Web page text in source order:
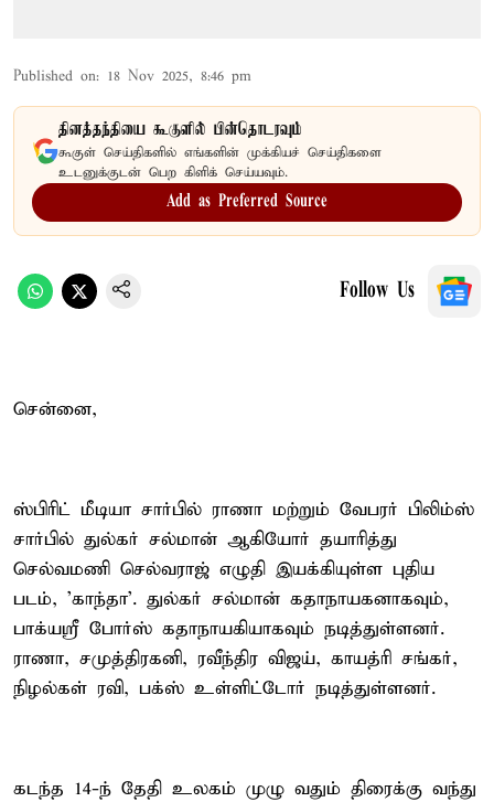
Published on: 18 Nov 2025, 8:46 pm
தினத்தந்தியை கூகுளில் பின்தொடரவும்
கூகுள் செய்திகளில் எங்களின் முக்கியச் செய்திகளை
உடனுக்குடன் பெற கிளிக் செய்யவும்.
Add as Preferred Source
Follow Us
சென்னை,
ஸ்பிரிட் மீடியா சார்பில் ராணா மற்றும் வேபரர் பிலிம்ஸ்
சார்பில் துல்கர் சல்மான் ஆகியோர் தயாரித்து
செல்வமணி செல்வராஜ் எழுதி இயக்கியுள்ள புதிய
படம், 'காந்தா'. துல்கர் சல்மான் கதாநாயகனாகவும்,
பாக்யஸ்ரீ போர்ஸ் கதாநாயகியாகவும் நடித்துள்ளனர்.
ராணா, சமுத்திரகனி, ரவீந்திர விஜய், காயத்ரி சங்கர்,
நிழல்கள் ரவி, பக்ஸ் உள்ளிட்டோர் நடித்துள்ளனர்.
கடந்த 14-ந் தேதி உலகம் முழு வதும் திரைக்கு வந்து